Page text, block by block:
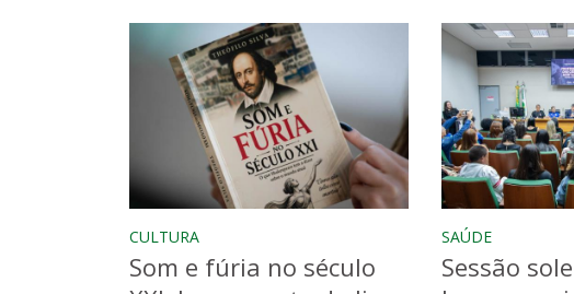
CULTURA
Som e fúria no século
SAÚDE
Sessão